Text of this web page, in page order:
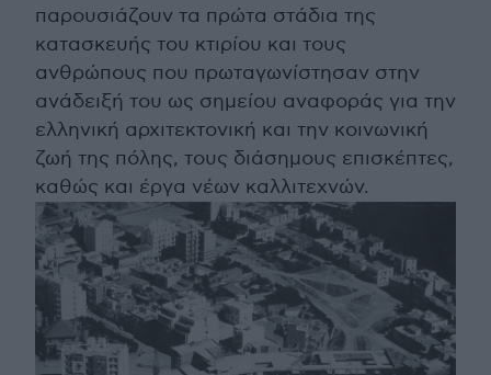
παρουσιάζουν τα πρώτα στάδια της
κατασκευής του κτιρίου και τους
ανθρώπους που πρωταγωνίστησαν στην
ανάδειξή του ως σημείου αναφοράς για την
ελληνική αρχιτεκτονική και την κοινωνική
ζωή της πόλης, τους διάσημους επισκέπτες,
καθώς και έργα νέων καλλιτεχνών.